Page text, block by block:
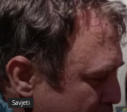
Savjeti